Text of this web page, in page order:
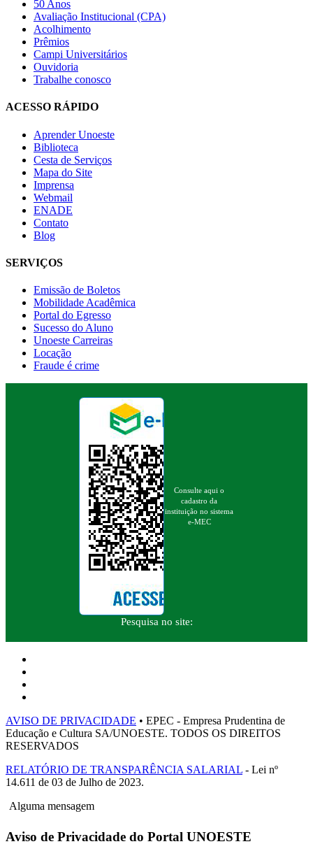
50 Anos
Avaliação Institucional (CPA)
Acolhimento
Prêmios
Campi Universitários
Ouvidoria
Trabalhe conosco
ACESSO RÁPIDO
Aprender Unoeste
Biblioteca
Cesta de Serviços
Mapa do Site
Imprensa
Webmail
ENADE
Contato
Blog
SERVIÇOS
Emissão de Boletos
Mobilidade Acadêmica
Portal do Egresso
Sucesso do Aluno
Unoeste Carreiras
Locação
Fraude é crime
Consulte aqui o
cadastro da
instituição no sistema
e-MEC
Pesquisa no site:
AVISO DE PRIVACIDADE • EPEC - Empresa Prudentina de
Educação e Cultura SA/UNOESTE. TODOS OS DIREITOS
RESERVADOS
RELATÓRIO DE TRANSPARÊNCIA SALARIAL - Lei nº
14.611 de 03 de Julho de 2023.
Alguma mensagem
Aviso de Privacidade do Portal UNOESTE